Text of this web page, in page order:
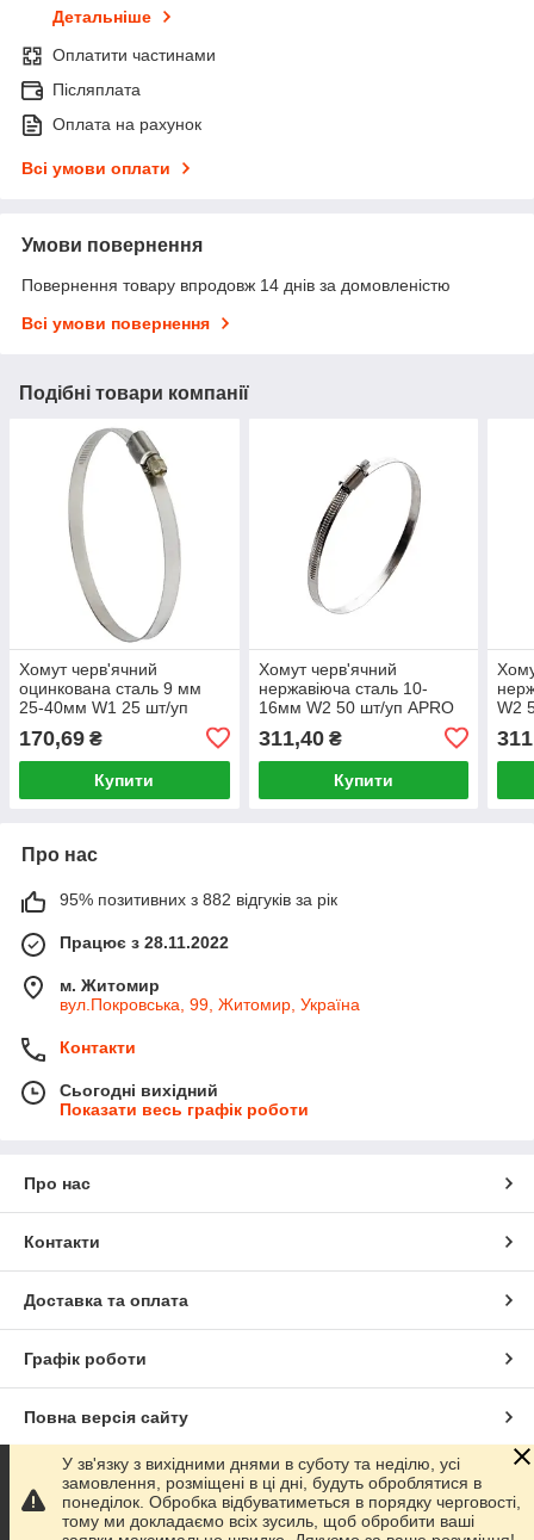
Детальніше
Оплатити частинами
Післяплата
Оплата на рахунок
Всі умови оплати
Умови повернення
Повернення товару впродовж 14 днів за домовленістю
Всі умови повернення
Подібні товари компанії
Хомут черв'ячний
оцинкована сталь 9 мм
25-40мм W1 25 шт/уп
170,69 ₴
Купити
Хомут черв'ячний
нержавіюча сталь 10-
16мм W2 50 шт/уп APRO
311,40₴
Купити
W2
Про нас
95% позитивних з 882 відгуків за рік
Працює з 28.11.2022
м. Житомир
вул.Покровська, 99, Житомир, Україна
Контакти
Сьогодні вихідний
Показати весь графік роботи
Про нас
Контакти
Доставка та оплата
Графік роботи
Повна версія сайту
Сайт створено на маркетплейсі Prom.ua
Політика конфіденційності
У зв'язку з вихідними днями в суботу та неділю, усі
замовлення, розміщені в ці дні, будуть оброблятися в
понеділок. Обробка відбуватиметься в порядку черговості,
тому ми докладаємо всіх зусиль, щоб обробити ваші